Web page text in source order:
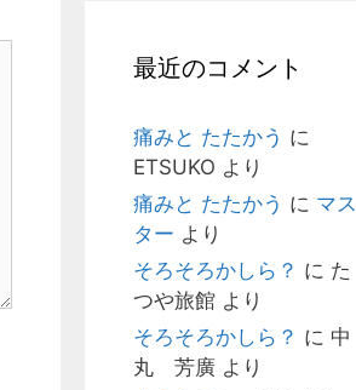
最近のコメント
痛みと たたかう に
ETSUKO より
痛みと たたかう に マス
ター より
そろそろかしら？ に た
つや旅館 より
そろそろかしら？ に 中
丸 芳廣 より